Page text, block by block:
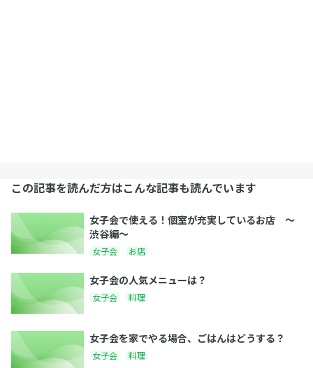
この記事を読んだ方はこんな記事も読んでいます
女子会で使える！個室が充実しているお店 〜
渋谷編〜
女子会 お店
女子会の人気メニューは？
女子会 料理
女子会を家でやる場合、ごはんはどうする？
女子会 料理